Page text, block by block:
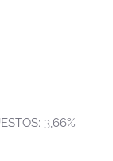
3,66%